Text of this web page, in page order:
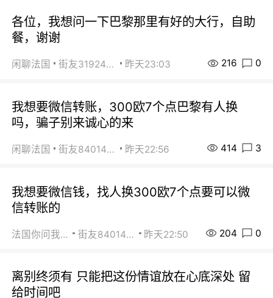
各位，我想问一下巴黎那里有好的大行，自助
餐，谢谢
闲聊法国 街友31924072 昨天23:03 216 0
我想要微信转账，300欧7个点巴黎有人换
吗，骗子别来诚心的来
闲聊法国 街友84014588 昨天22:56 414 3
我想要微信钱，找人换300欧7个点要可以微
信转账的
法国你问我答 街友84014588 昨天22:50 204 0
离别终须有 只能把这份情谊放在心底深处 留
给时间吧